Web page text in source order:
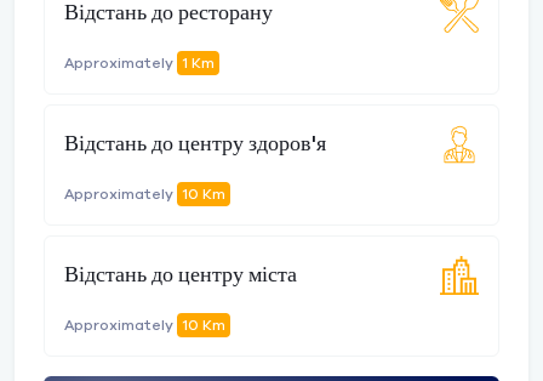
Відстань до ресторану
Approximately 1 Km
Відстань до центру здоров'я
Approximately 10 Km
Відстань до центру міста
Approximately 10 Km